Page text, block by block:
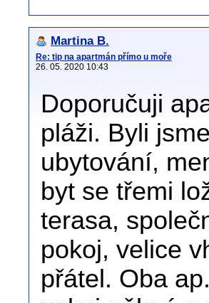
Martina B.
Re: tip na apartmán přímo u moře
26. 05. 2020 10:43
Doporučuji
pláži. Byli
ubytování,
byt se třemi
terasa,
pokoj, velice
přátel. Oba